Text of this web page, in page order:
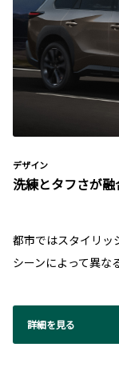
デザイン
洗練とタフさが融
都市ではスタイリッ
シーンによって異な
詳細を見る